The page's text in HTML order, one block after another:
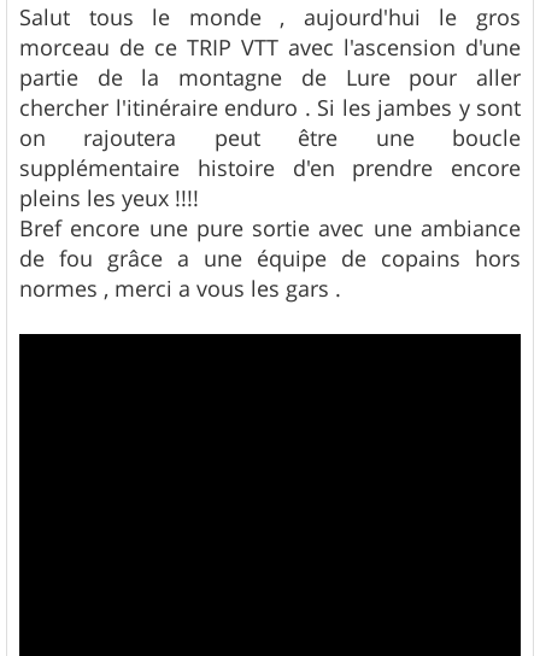
s
s
a
g
e
Salut tous le monde , aujourd'hui le gros
morceau de ce TRIP VTT avec l'ascension d'une
partie de la montagne de Lure pour aller
chercher l'itinéraire enduro . Si les jambes y sont
on rajoutera peut être une boucle
supplémentaire histoire d'en prendre encore
pleins les yeux !!!!
Bref encore une pure sortie avec une ambiance
de fou grâce a une équipe de copains hors
normes , merci a vous les gars .